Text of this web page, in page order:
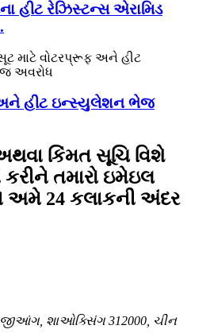
હીટ રેઝિસ્ટન્સ એરામિડ
હીટ ઇન્સ્યુલેશન ભેજ
કિંમત સૂચિ વિશે
તમારો ઇમેઇલ
24 કલાકની અંદર
શાઓક્સિંગ 312000, ચીન